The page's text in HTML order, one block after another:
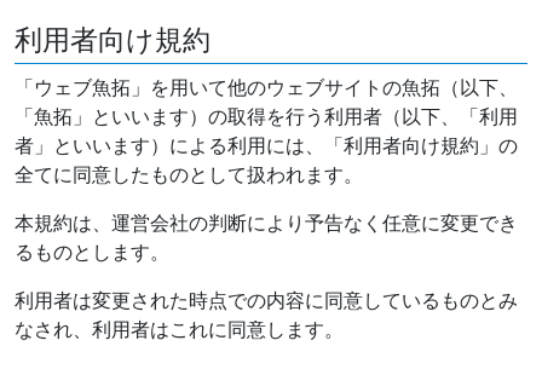
利用者向け規約
「ウェブ魚拓」を用いて他のウェブサイトの魚拓（以下、
「魚拓」といいます）の取得を行う利用者（以下、「利用
者」といいます）による利用には、「利用者向け規約」の
全てに同意したものとして扱われます。
本規約は、運営会社の判断により予告なく任意に変更でき
るものとします。
利用者は変更された時点での内容に同意しているものとみ
なされ、利用者はこれに同意します。